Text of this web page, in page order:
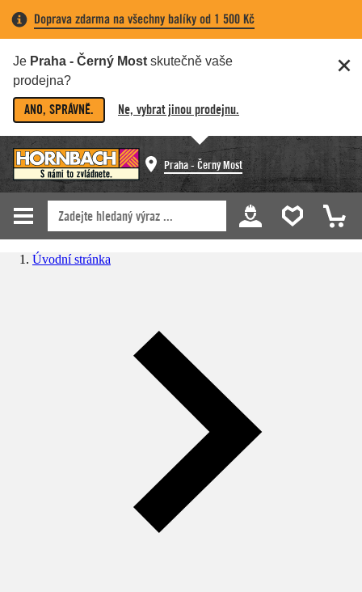
Doprava zdarma na všechny balíky od 1 500 Kč
Je Praha - Černý Most skutečně vaše
prodejna?
ANO, SPRÁVNĚ. Ne, vybrat jinou prodejnu.
Praha - Černý Most
Úvodní stránka